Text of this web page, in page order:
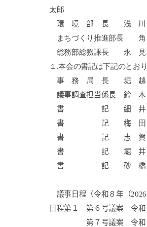
太郎
環 境 部
まちづくり推進
総務部総務課長 永
１ .本会の書記は下記のとお
事 務 局 長 堀
議事調査担
書 記 細
書 記 梅 田
書 記 志
書 記 堀
書 記 砂 橋
議事日程（令和８年（2026
日程第１
第６号議案 令和
第７号議案 令和８年